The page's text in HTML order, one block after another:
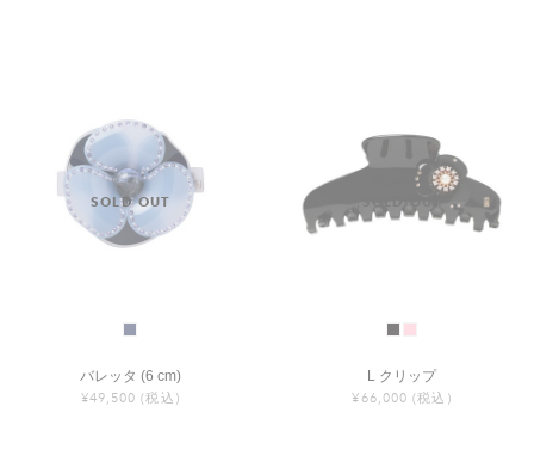
バレッタ (6 cm)
¥49,500 (税込)
L クリップ
¥66,000 (税込)